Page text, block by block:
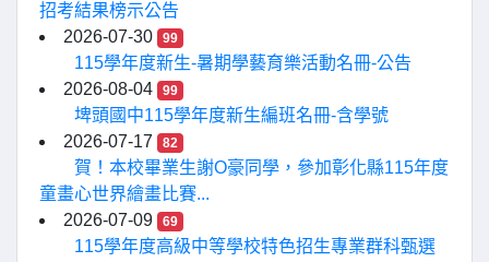
招考結果榜示公告
2026-07-30
99
115學年度新生-暑期學藝育樂活動名冊-公告
2026-08-04
99
埤頭國中115學年度新生編班名冊-含學號
2026-07-17
82
賀！本校畢業生謝O豪同學，參加彰化縣115年度
童畫心世界繪畫比賽...
2026-07-09
69
115學年度高級中等學校特色招生專業群科甄選